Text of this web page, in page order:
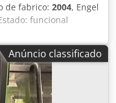
de fabrico: 2004, Engel
funcional
com injeção
1100 mm Força de
máx.: 570 Abertura
Rosca: 40 mm
de injeção: 201
15 kW Peso: 5600
Anúncio classificado